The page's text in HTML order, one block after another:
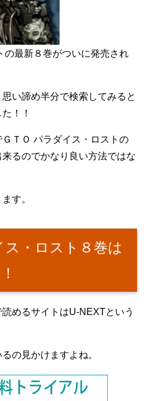
の最新８巻がついに発売され
い諦め半分で検索してみると
！！
ＴＯ パラダイス・ロストの
るのでかなり良い方法ではな
す。
ス・ロスト８巻は
めるサイトはU-NEXTという
の見かけますよね。